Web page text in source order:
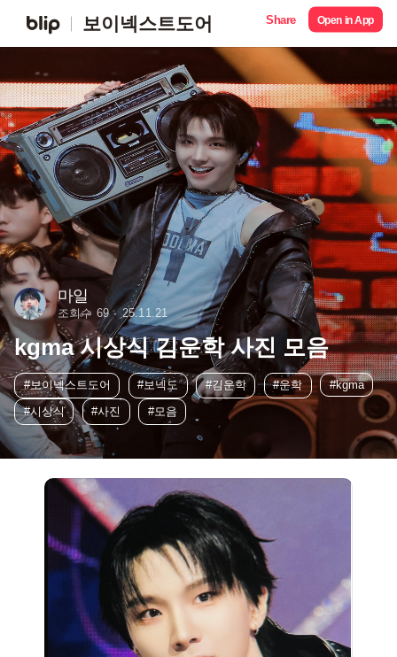
보이넥스트도어 Share Open in App
마일
조회수 69 25.11.21
kgma 시상식 김운학 사진 모음
#보이넥스트도어 #보넥도 #김운학 #운학
#kgma
#시상식
#사진 #모음